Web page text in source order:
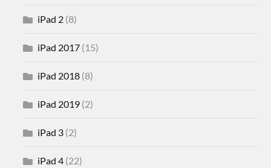
iPad 2 (8)
iPad 2017 (15)
iPad 2018 (8)
iPad 2019 (2)
iPad 3 (2)
iPad 4 (22)